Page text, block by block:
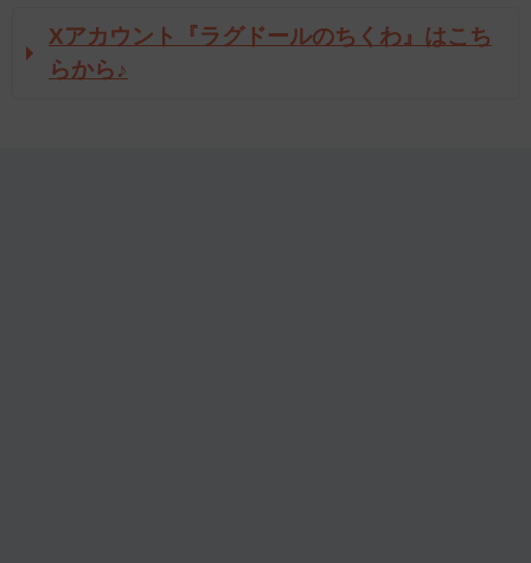
Xアカウント『ラグドールのちくわ』はこち
らから♪